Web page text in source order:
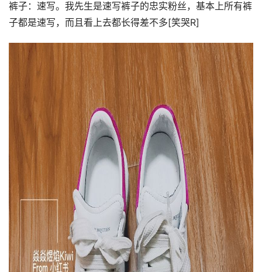
裤子：速写。我先生是速写裤子的忠实粉丝，基本上所有裤
子都是速写，而且看上去都长得差不多[笑哭R]